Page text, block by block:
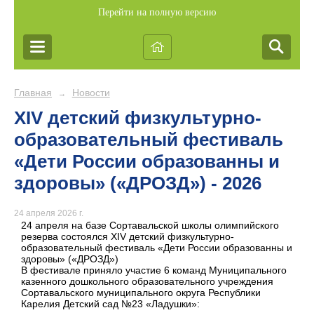
Перейти на полную версию
Главная → Новости
XIV детский физкультурно-
образовательный фестиваль
«Дети России образованны и
здоровы» («ДРОЗД») - 2026
24 апреля 2026 г.
24 апреля на базе Сортавальской школы олимпийского
резерва состоялся XIV детский физкультурно-
образовательный фестиваль «Дети России образованны и
здоровы» («ДРОЗД»)
В фестивале приняло участие 6 команд Муниципального
казенного дошкольного образовательного учреждения
Сортавальского муниципального округа Республики
Карелия Детский сад №23 «Ладушки»: